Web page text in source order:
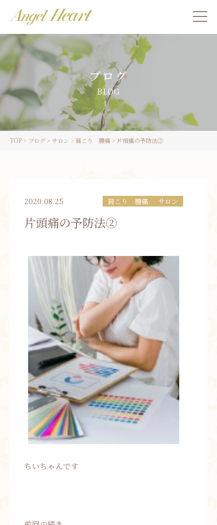
施術をご希望の方
カウンセリングをご希望の方へ
スクール受講生の方へ
お問い合わせ
お知らせ
ブログ
BLOG
TOP> ブログ> サロン > 肩こり 腰痛 > 片頭痛の予防法②
2020.08.25 肩こり 腰痛 サロン
片頭痛の予防法②
ちいちゃんです